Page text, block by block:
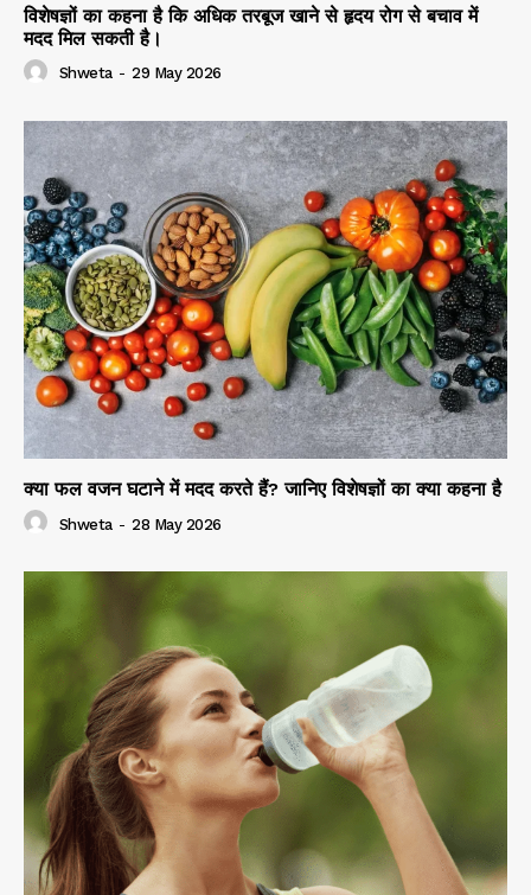
विशेषज्ञों का कहना है कि अधिक तरबूज खाने से हृदय रोग से बचाव में
मदद मिल सकती है।
Shweta - 29 May 2026
क्या फल वजन घटाने में मदद करते हैं? जानिए विशेषज्ञों का क्या कहना है
Shweta - 28 May 2026